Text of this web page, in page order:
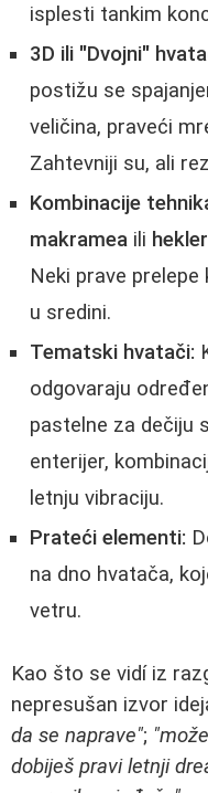
isplesti tankim
3D ili "Dvojni"
postižu se
veličina, praveći
Zahtevniji su, ali
Kombinacije
makramea ili
Neki prave
u sredini.
Tematski hvatači:
odgovaraju
pastelne za dečiju
enterijer,
letnju vibraciju.
Prateći elementi:
na dno hvatača,
vetru.
Kao što se vidí iz
nepresušan izvor
da se naprave";
dobiješ pravi letnji